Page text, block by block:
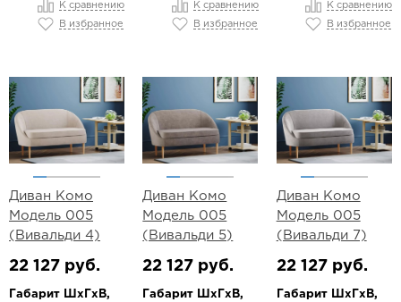
К сравнению
В избранное
К сравнению
В избранное
К сравнению
В избранное
Диван Комо
Модель 005
(Вивальди 4)
22 127 руб.
Габарит ШхГхВ,
Диван Комо
Модель 005
(Вивальди 5)
22 127 руб.
Габарит ШхГхВ,
Диван Комо
Модель 005
(Вивальди 7)
22 127 руб.
Габарит ШхГхВ,